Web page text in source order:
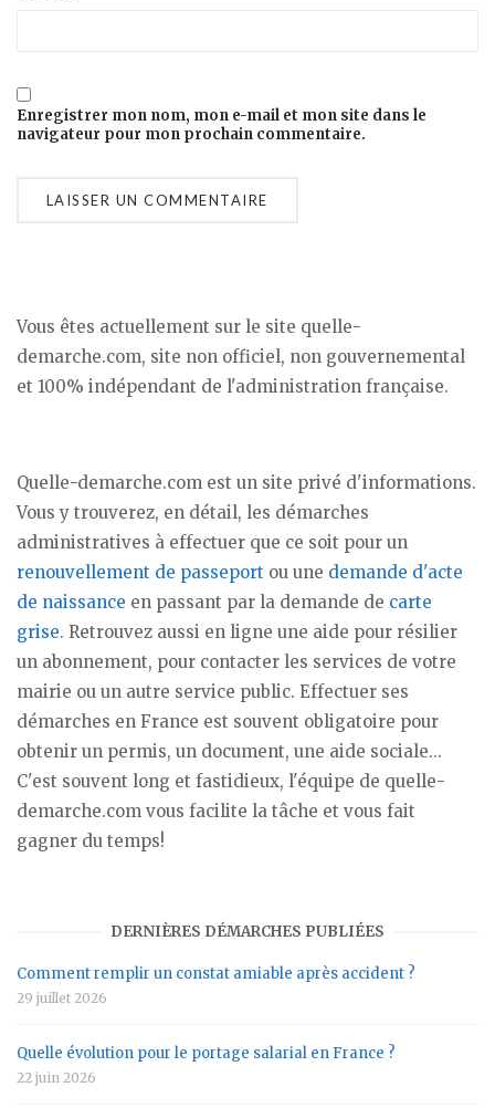
Enregistrer mon nom, mon e-mail et mon site dans le
navigateur pour mon prochain commentaire.
Vous êtes actuellement sur le site quelle-
demarche.com, site non officiel, non gouvernemental
et 100% indépendant de l'administration française.
Quelle-demarche.com est un site privé d'informations.
Vous y trouverez, en détail, les démarches
administratives à effectuer que ce soit pour un
renouvellement de passeport ou une demande d'acte
de naissance en passant par la demande de carte
grise. Retrouvez aussi en ligne une aide pour résilier
un abonnement, pour contacter les services de votre
mairie ou un autre service public. Effectuer ses
démarches en France est souvent obligatoire pour
obtenir un permis, un document, une aide sociale...
C'est souvent long et fastidieux, l'équipe de quelle-
demarche.com vous facilite la tâche et vous fait
gagner du temps!
DERNIÈRES DÉMARCHES PUBLIÉES
Comment remplir un constat amiable après accident ?
29 juillet 2026
Quelle évolution pour le portage salarial en France ?
22 juin 2026